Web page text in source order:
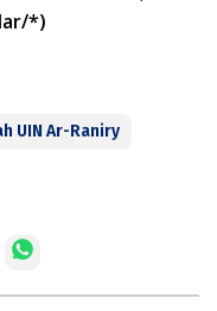
*)
UIN Ar-Raniry